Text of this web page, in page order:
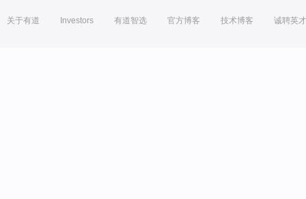
关于有道 Investors 有道智选 官方博客 技术博客 诚聘英才